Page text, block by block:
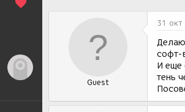
Guest
31 окт
Делаю
софт-
И еще
тень